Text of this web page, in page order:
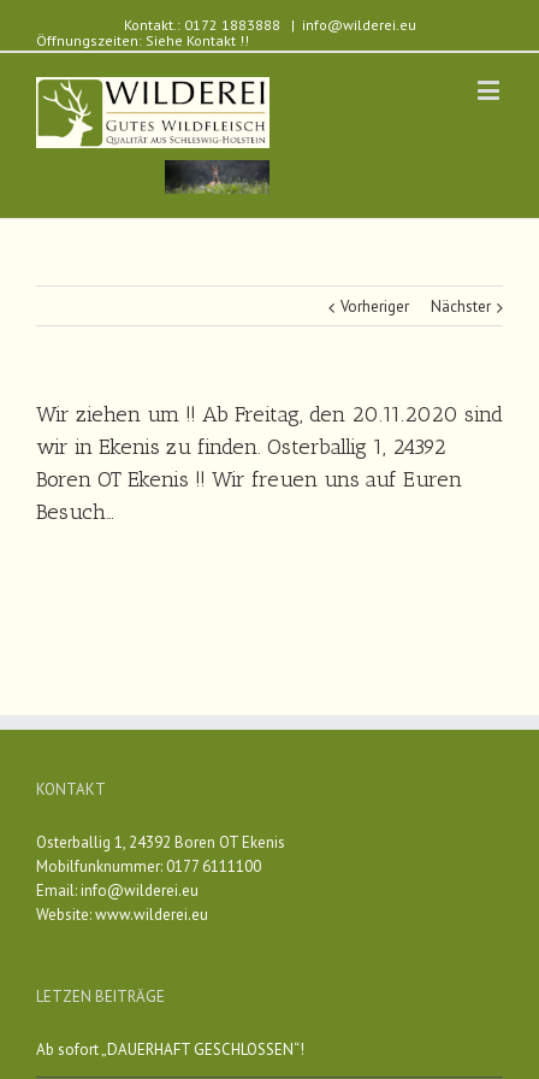
Kontakt.: 0172 1883888
Öffnungszeiten: Siehe Kontakt !!
| info@wilderei.eu
Vorheriger Nächster
Wir ziehen um !! Ab Freitag, den 20.11.2020 sind
wir in Ekenis zu finden. Osterballig 1, 24392
Boren OT Ekenis !! Wir freuen uns auf Euren
Besuch…
KONTAKT
Osterballig 1, 24392 Boren OT Ekenis
Mobilfunknummer: 0177 6111100
Email:info@wilderei.eu
Website:www.wilderei.eu
LETZEN BEITRÄGE
Ab sofort „DAUERHAFT GESCHLOSSEN“!